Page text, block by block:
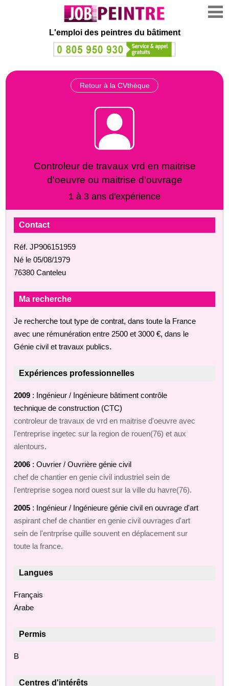
L'emploi des peintres du bâtiment
Retour à la CVthèque
Controleur de travaux vrd en maitrise
d'oeuvre ou maitrise d'ouvrage
1 à 3 ans d'expérience
Contact
Réf. JP906151959
Né le 05/08/1979
76380 Canteleu
Ma recherche
Je recherche tout type de contrat, dans toute la France
avec une rémunération entre 2500 et 3000 €, dans le
Génie civil et travaux publics.
Expériences professionnelles
2009 : Ingénieur / Ingénieure bâtiment contrôle
technique de construction (CTC)
controleur de travaux de vrd en maitrise d'oeuvre avec
l'entreprise ingetec sur la region de rouen(76) et aux
alentours.
2006 : Ouvrier / Ouvrière génie civil
chef de chantier en genie civil industriel sein de
l'entreprise sogea nord ouest sur la ville du havre(76).
2005 : Ingénieur / Ingénieure génie civil en ouvrage d'art
aspirant chef de chantier en genie civil ouvrages d'art
sein de l'entrprise quille souvent en déplacement sur
toute la france.
Langues
Français
Arabe
Permis
B
Centres d'intérêts